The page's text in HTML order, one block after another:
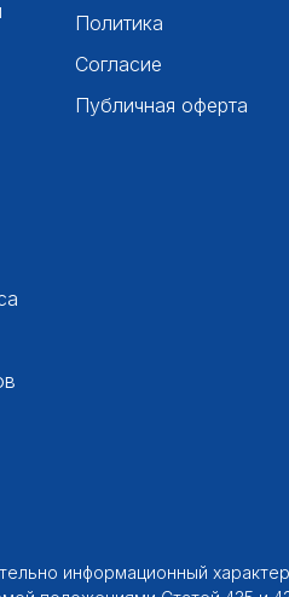
Политика
Согласие
Публичная оферта
информационный